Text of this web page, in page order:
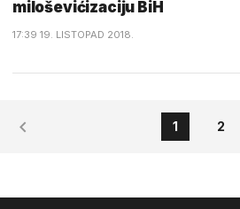
miloševićizaciju BiH
17:39 19. LISTOPAD 2018.
1 2